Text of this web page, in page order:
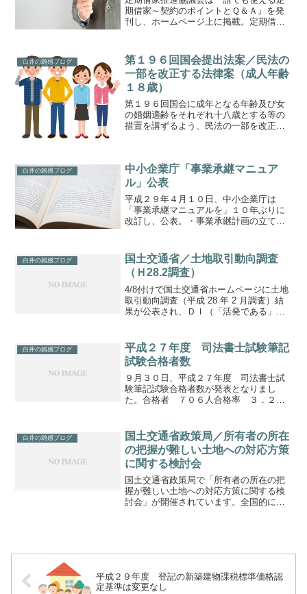
期借家～契約のポイントとＱ＆Ａ』を発
刊し、ホームページ上に掲載。定期借家
白井の雑感ブログ
第１９６回国会提出法案／民法の
一部を改正する法律案（成人年齢
１８歳）
第１９６回国会に成年となる年齢及び女
の婚姻適齢をそれぞれ十八歳とする等の
措置を講ずるよう、民法の一部を改正す
こととなります。・未成年...
白井の雑感ブログ
中小企業庁「事業承継マニュア
ル」公表
平成２９年４月１０日、中小企業庁は
「事業承継マニュアルを」１０年ぶりに
改訂し、公表。・事業承継計画の立て
を内容としています。事業承継マニュア
ル
白井の雑感ブログ
国土交通省／土地取引動向調査
（Ｈ28.2調査）
4/8付けで国土交通省ホームページに土地
取引動向調査（平成 28 年 2 月調査）結
果が公表され、ＤＩ（「活発である」－
【現在の土地取引状況の判断】「東
京」 5.2...
白井の雑感ブログ
平成２７年度 司法書士試験筆記
試験合格者数
９月３０日、平成２７年度 司法書士試
験筆記試験合格者数が発表となりまし
た。合格者 ７０６人合格率 ３．２
下）。平成２２年度以降、毎年受験者数
が減少していることが影響している...
白井の雑感ブログ
国土交通省政策局／所有者の所在
の把握が難しい土地への対応方策
に関する検討会
国土交通省政策局で「所有者の所在の把
握が難しい土地への対応方策に関する検
討会」が開催されています。全国的に所
平成２９年度 登記の新築建物課税標準価格認
定基準は変更なし